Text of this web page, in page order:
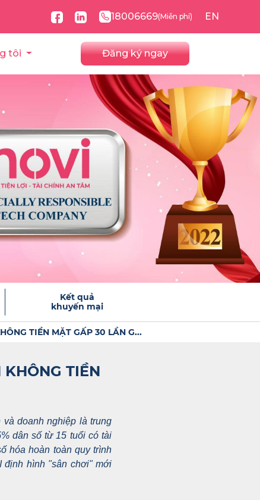
18006669(Miễn phí) EN
tôi Đăng ký ngay
Kết quả
khuyến mại
TIỀN MẶT GẤP 30 LẦN G...
TIỀN
doanh nghiệp là trung
dân số từ 15 tuổi có tài
hóa hoàn toàn quy trình
định hình "sân chơi" mới